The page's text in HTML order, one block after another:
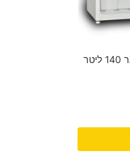
מקרר משרדי ביתי מפואר 140 ליטר